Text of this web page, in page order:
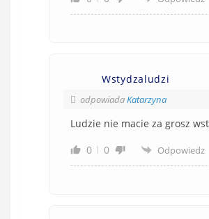
Wstydzaludzi
odpowiadaKatarzyna
Ludzie nie macie za grosz
0
0 Odpowiedz